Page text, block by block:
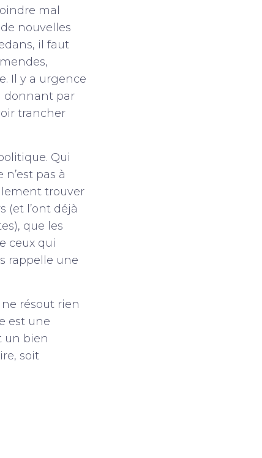
mal
nouvelles
il faut
Il y a urgence
donnant par
trancher
Qui
pas à
trouver
(et l’ont déjà
que les
ceux qui
rappelle une
résout rien
est une
un bien
soit